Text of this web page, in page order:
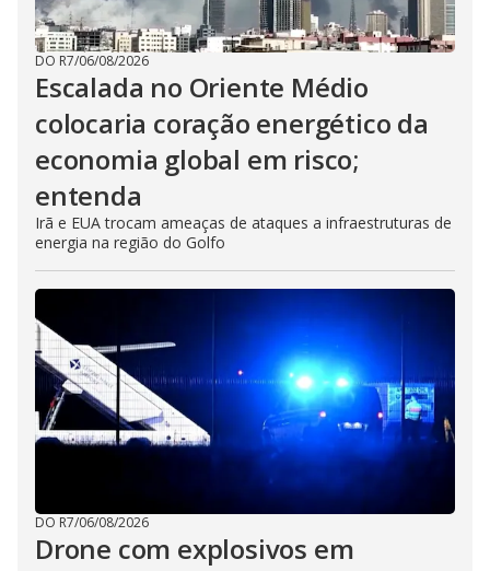
DO R7/06/08/2026
Escalada no Oriente Médio
colocaria coração energético da
economia global em risco;
entenda
Irã e EUA trocam ameaças de ataques a infraestruturas de
energia na região do Golfo
DO R7/06/08/2026
Drone com explosivos em